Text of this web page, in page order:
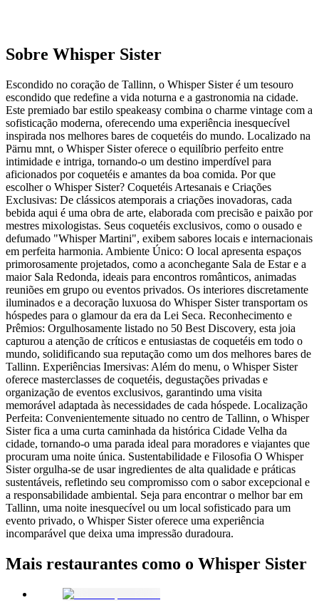
Sobre Whisper Sister
Escondido no coração de Tallinn, o Whisper Sister é um tesouro
escondido que redefine a vida noturna e a gastronomia na cidade.
Este premiado bar estilo speakeasy combina o charme vintage com a
sofisticação moderna, oferecendo uma experiência inesquecível
inspirada nos melhores bares de coquetéis do mundo. Localizado na
Pärnu mnt, o Whisper Sister oferece o equilíbrio perfeito entre
intimidade e intriga, tornando-o um destino imperdível para
aficionados por coquetéis e amantes da boa comida. Por que
escolher o Whisper Sister? Coquetéis Artesanais e Criações
Exclusivas: De clássicos atemporais a criações inovadoras, cada
bebida aqui é uma obra de arte, elaborada com precisão e paixão por
mestres mixologistas. Seus coquetéis exclusivos, como o ousado e
defumado "Whisper Martini", exibem sabores locais e internacionais
em perfeita harmonia. Ambiente Único: O local apresenta espaços
primorosamente projetados, como a aconchegante Sala de Estar e a
maior Sala Redonda, ideais para encontros românticos, animadas
reuniões em grupo ou eventos privados. Os interiores discretamente
iluminados e a decoração luxuosa do Whisper Sister transportam os
hóspedes para o glamour da era da Lei Seca. Reconhecimento e
Prêmios: Orgulhosamente listado no 50 Best Discovery, esta joia
capturou a atenção de críticos e entusiastas de coquetéis em todo o
mundo, solidificando sua reputação como um dos melhores bares de
Tallinn. Experiências Imersivas: Além do menu, o Whisper Sister
oferece masterclasses de coquetéis, degustações privadas e
organização de eventos exclusivos, garantindo uma visita
memorável adaptada às necessidades de cada hóspede. Localização
Perfeita: Convenientemente situado no centro de Tallinn, o Whisper
Sister fica a uma curta caminhada da histórica Cidade Velha da
cidade, tornando-o uma parada ideal para moradores e viajantes que
procuram uma noite única. Sustentabilidade e Filosofia O Whisper
Sister orgulha-se de usar ingredientes de alta qualidade e práticas
sustentáveis, refletindo seu compromisso com o sabor excepcional e
a responsabilidade ambiental. Seja para encontrar o melhor bar em
Tallinn, uma noite inesquecível ou um local sofisticado para um
evento privado, o Whisper Sister oferece uma experiência
incomparável que deixa uma impressão duradoura.
Mais restaurantes como o Whisper Sister